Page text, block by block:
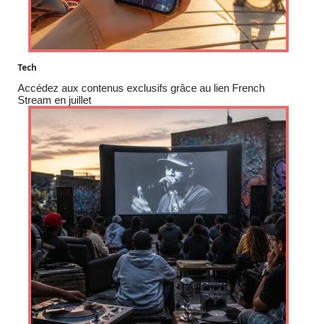
Tech
Accédez aux contenus exclusifs grâce au lien French
Stream en juillet